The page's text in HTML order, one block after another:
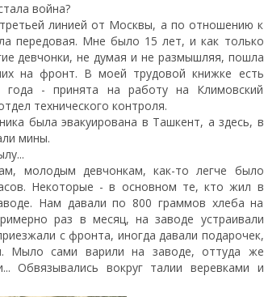
война?
линией от Москвы, а по отношению к
передовая. Мне было 15 лет, и как только
девчонки, не думая и не размышляя, пошла
на фронт. В моей трудовой книжке есть
- принята на работу на Климовский
технического контроля.
была эвакуирована в Ташкент, а здесь, в
мины.
молодым девчонкам, как-то легче было
Некоторые - в основном те, кто жил в
Нам давали по 800 граммов хлеба на
раз в месяц, на заводе устраивали
с фронта, иногда давали подарочек,
Мыло сами варили на заводе, оттуда же
Обвязывались вокруг талии веревками и